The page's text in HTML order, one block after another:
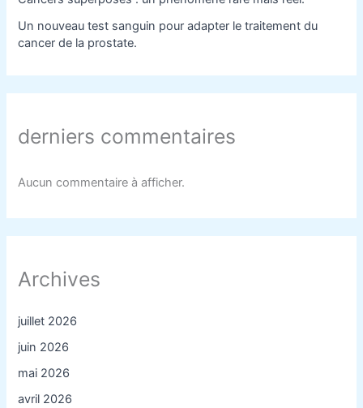
Un nouveau test sanguin pour adapter le traitement du
cancer de la prostate.
derniers commentaires
Aucun commentaire à afficher.
Archives
juillet 2026
juin 2026
mai 2026
avril 2026